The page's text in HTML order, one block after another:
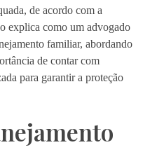
de acordo com a
explica como um advogado
familiar, abordando
de contar com
para garantir a proteção